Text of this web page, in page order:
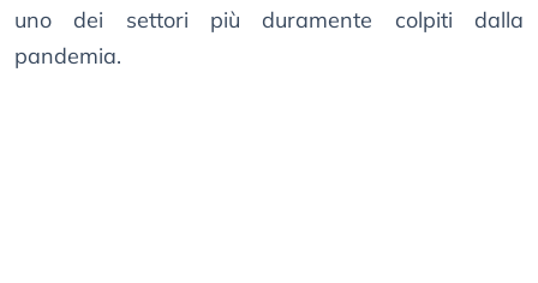
uno dei settori più duramente colpiti dalla
pandemia.